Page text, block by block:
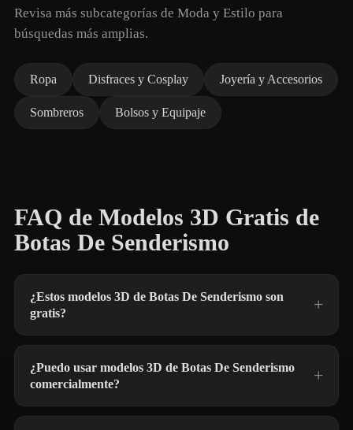
Revisa más subcategorías de Moda y Estilo para
búsquedas más amplias.
Ropa Disfraces y Cosplay Joyería y Accesorios
Sombreros Bolsos y Equipaje
FAQ de Modelos 3D Gratis de
Botas De Senderismo
¿Estos modelos 3D de Botas De Senderismo son
gratis?
¿Puedo usar modelos 3D de Botas De Senderismo
comercialmente?